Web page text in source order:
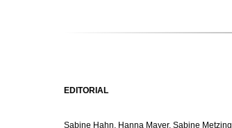
EDITORIAL
Sabine Hahn, Hanna Mayer, Sabine Metzing